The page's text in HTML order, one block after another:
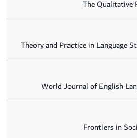
The Qualitative
Theory and Practice in Language
World Journal of English
Frontiers in